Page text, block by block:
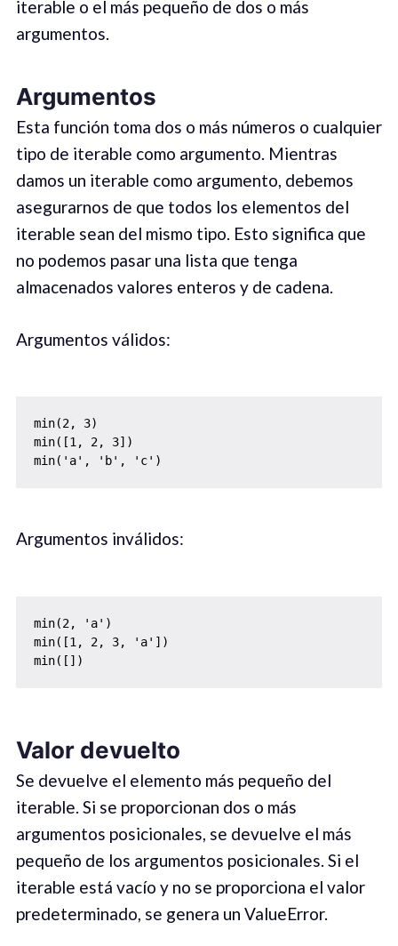
iterable o el más pequeño de dos o más
argumentos.
Argumentos
Esta función toma dos o más números o cualquier
tipo de iterable como argumento. Mientras
damos un iterable como argumento, debemos
asegurarnos de que todos los elementos del
iterable sean del mismo tipo. Esto significa que
no podemos pasar una lista que tenga
almacenados valores enteros y de cadena.
Argumentos válidos:
min(2, 3)
min([1, 2, 3])
min('a', 'b', 'c')
Argumentos inválidos:
min(2, 'a')
min([1, 2, 3, 'a'])
min([])
Valor devuelto
Se devuelve el elemento más pequeño del
iterable. Si se proporcionan dos o más
argumentos posicionales, se devuelve el más
pequeño de los argumentos posicionales. Si el
iterable está vacío y no se proporciona el valor
predeterminado, se genera un ValueError.